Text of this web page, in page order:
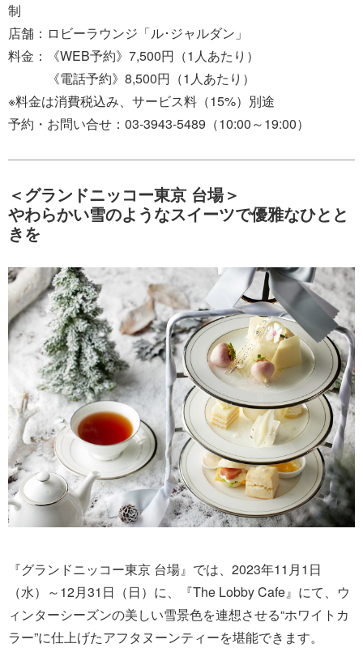
制
店舗：ロビーラウンジ「ル･ジャルダン」
料金：《WEB予約》7,500円（1人あたり）
《電話予約》8,500円（1人あたり）
※料金は消費税込み、サービス料（15%）別途
予約・お問い合せ：03-3943-5489（10:00～19:00）
＜グランドニッコー東京 台場＞
やわらかい雪のようなスイーツで優雅なひとと
きを
『グランドニッコー東京 台場』では、2023年11月1日
（水）～12月31日（日）に、『The Lobby Cafe』にて、ウ
ィンターシーズンの美しい雪景色を連想させる“ホワイトカ
ラー”に仕上げたアフタヌーンティーを堪能できます。